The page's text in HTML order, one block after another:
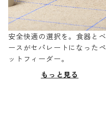
安全快適の選択を。食器とベ
ースがセパレートになったペ
ットフィーダー。
もっと見る